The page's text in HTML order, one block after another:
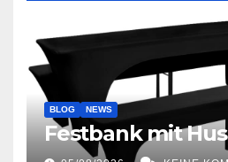
BLOG NEWS
Festbank mit